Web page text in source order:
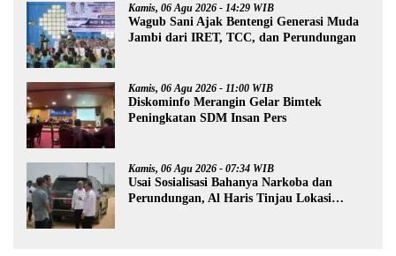
Kamis, 06 Agu 2026 - 14:29 WIB
Wagub Sani Ajak Bentengi Generasi Muda
Jambi dari IRET, TCC, dan Perundungan
Kamis, 06 Agu 2026 - 11:00 WIB
Diskominfo Merangin Gelar Bimtek
Peningkatan SDM Insan Pers
Kamis, 06 Agu 2026 - 07:34 WIB
Usai Sosialisasi Bahanya Narkoba dan
Perundungan, Al Haris Tinjau Lokasi